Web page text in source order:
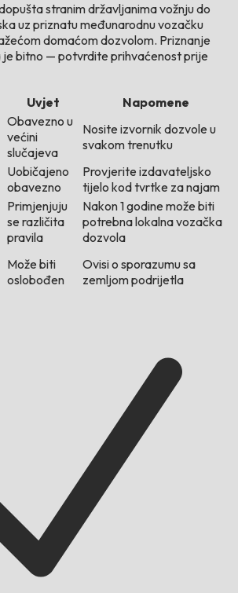
stranim državljanima vožnju do
uz priznatu međunarodnu vozačku
domaćom dozvolom. Priznanje
bitno — potvrdite prihvaćenost prije
Uvjet
Napomene
Obavezno u
većini
slučajeva
Nosite izvornik dozvole u
svakom trenutku
Uobičajeno
obavezno
Provjerite izdavateljsko
tijelo kod tvrtke za najam
Primjenjuju
se različita
pravila
Nakon 1 godine može biti
potrebna lokalna vozačka
dozvola
Može biti
oslobođen
Ovisi o sporazumu sa
zemljom podrijetla